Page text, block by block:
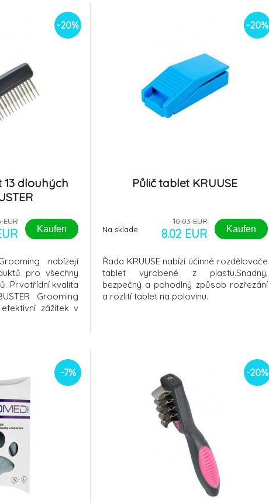
-20%
13 dlouhých
EUR
Kaufen
nabízejí
pro všechny
Prvotřídní kvalita
Grooming
zážitek v
-20%
Půlič tablet KRUUSE
Na sklade
10.03 EUR
8.02 EUR Kaufen
Řada KRUUSE nabízí účinné rozdělovače
tablet vyrobené z plastu.Snadný,
bezpečný a pohodlný způsob rozřezání
a rozlití tablet na polovinu.
-7% -20%